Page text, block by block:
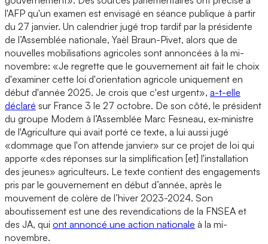
l'AFP qu'un examen est envisagé en séance publique à partir
du 27 janvier. Un calendrier jugé trop tardif par la présidente
de l’Assemblée nationale, Yaël Braun-Pivet, alors que de
nouvelles mobilisations agricoles sont annoncées à la mi-
novembre: «Je regrette que le gouvernement ait fait le choix
d'examiner cette loi d'orientation agricole uniquement en
début d'année 2025. Je crois que c'est urgent», a-t-elle
déclaré sur France 3 le 27 octobre. De son côté, le président
du groupe Modem à l’Assemblée Marc Fesneau, ex-ministre
de l'Agriculture qui avait porté ce texte, a lui aussi jugé
«dommage que l'on attende janvier» sur ce projet de loi qui
apporte «des réponses sur la simplification [et] l'installation
des jeunes» agriculteurs. Le texte contient des engagements
pris par le gouvernement en début d’année, après le
mouvement de colère de l’hiver 2023-2024. Son
aboutissement est une des revendications de la FNSEA et
des JA, qui ont annoncé une action nationale à la mi-
novembre.